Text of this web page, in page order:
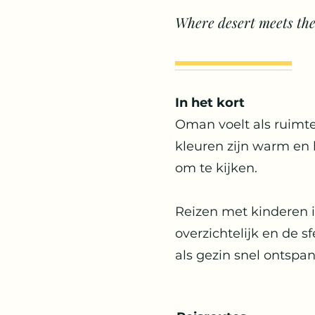
Where desert meets
In het kort
Oman voelt als
kleuren zijn warm
om te kijken.
Reizen met kinderen
overzichtelijk en de
als gezin snel